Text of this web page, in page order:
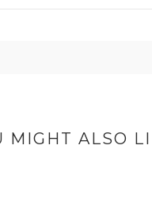
MIGHT ALSO